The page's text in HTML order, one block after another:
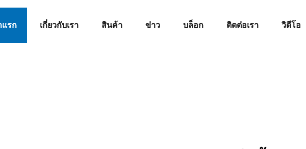
รก เกี่ยวกับเรา สินค้า ข่าว บล็อก ติดต่อเรา วิดีโอ